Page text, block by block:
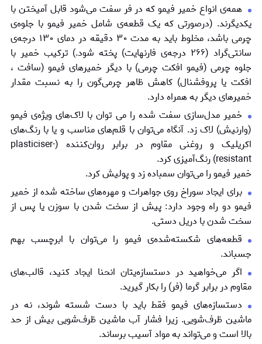
همه‌ی انواع خمیر فیمو که در فر سفت می‌شود قابل آمیختن با
یکدیگرند. (درصورتی که یک قطعه‌ی شامل خمیر فیمو با جلوه‌ی
چرمی باشد، مخلوط باید به مدت ۳۰ دقیقه در دمای ۱۳۰ درجه‌ی
سانتی‌گراد (۲۶۶ درجه‌ی فارنهایت) پخته شود.) ترکیب خمیر با
جلوه چرمی (فیمو افکت چرمی) با دیگر خمیرهای فیمو (سافت ،
افکت یا پروفشنال) کاهش ظاهر چرمی‌گون را به نسبت مقدار
خمیرهای دیگر به همراه دارد.
خمیر مدل‌سازی سفت شده را می توان با لاک‌‌‌های ویژه‌ی فیمو
(وارنیش) لاک زد. آنگاه می‌توان با قلم‌های مناسب و یا با رنگ‌های
اکریلیک و روغنی مقاوم در برابر روان‌کننده (plasticiser-
resistant) رنگ‌آمیزی کرد.
خمیر فیمو را می‌توان سمباده زد و پولیش کرد.
برای ایجاد سوراخ‌ روی جواهرات و مهره‌های ساخته شده از خمیر
فیمو دو راه وجود دارد: پیش از سخت شدن با سوزن یا پس از
سخت شدن با دریل دستی.
قطعه‌های شکسته‌شده‌ی فیمو را می‌توان با ابرچسب بهم
جسباند.
اگر می‌خواهید در دستسازه‌یتان انحنا ایجاد کنید، قالب‌های
مقاوم در برابر گرما (فر) را بکار گیرید.
دستسازه‌های فیمو فقط باید با دست شسته شوند، نه در
ماشین ظرف‌شویی. زیرا فشار آب ماشین ظرف‌شویی بیش از حد
بالا است و می‌تواند به مواد آسیب برساند.